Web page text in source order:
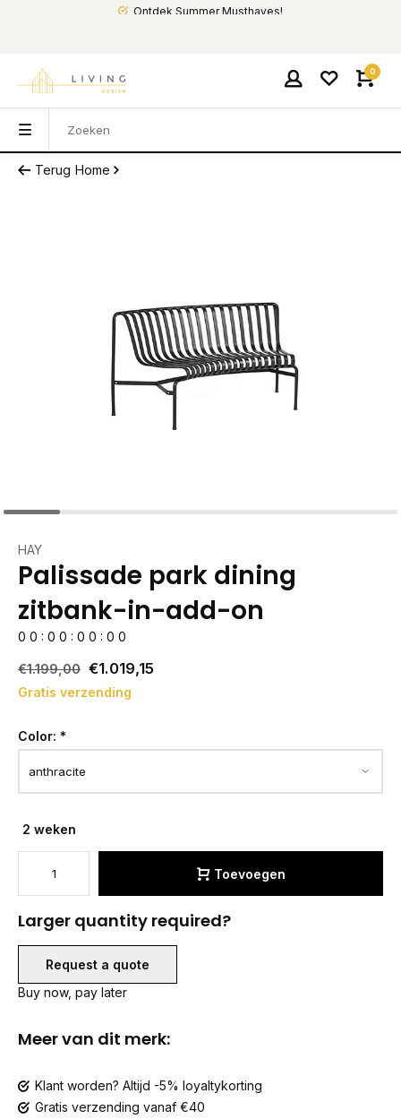
Ontdek Summer Musthaves!
0
Terug Home
HAY
Palissade park dining
zitbank-in-add-on
0 0 : 0 0 : 0 0 : 0 0
€1.199,00 €1.019,15
Gratis verzending
Color: *
2 weken
Toevoegen
Larger quantity required?
Request a quote
Buy now, pay later
Meer van dit merk:
Klant worden? Altijd -5% loyaltykorting
Gratis verzending vanaf €40